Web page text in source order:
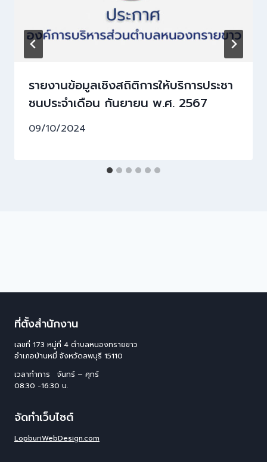
รายงานข้อมูลเชิงสถิติการให้บริการประชา
ชนประจําเดือน กันยายน พ.ศ. 2567
09/10/2024
ที่ตั้งสำนักงาน
เลขที่ 173 หมู่ที่ 4 ตําบลหนองทรายขาว
อําเภอบ้านหมี่ จังหวัดลพบุรี 15110
เวลาทำการ จันทร์ – ศุกร์
08:30 -16:30 น.
จัดทำเว็บไซต์
LopburiWebDesign.com